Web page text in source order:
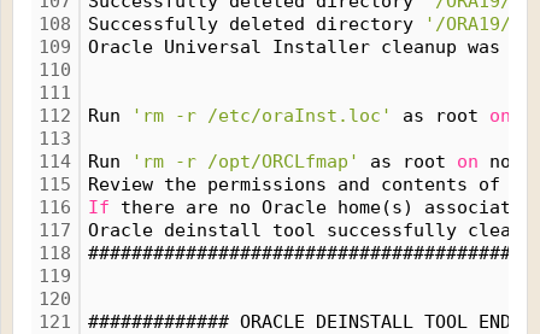
108
109
110
111
112
113
114
115
116
117
118
119
120
121
Successfully deleted directory
'/ORA19/
Oracle Universal Installer cleanup was
Run 'rm -r /etc/oraInst.loc' as root on
Run 'rm -r /opt/ORCLfmap' as root on
Review the permissions and contents of
If there are no Oracle home(s)
Oracle deinstall tool successfully
############# ORACLE DEINSTALL TOOL END